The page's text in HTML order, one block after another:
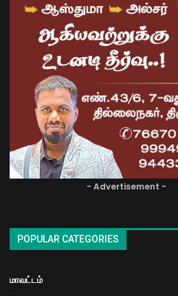
- Advertisement -
POPULAR CATEGORIES
மாவட்டம்